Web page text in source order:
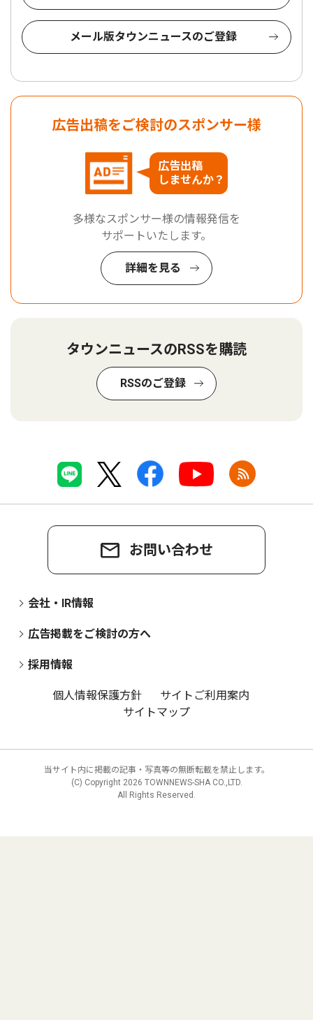
メール版タウンニュースのご登録
広告出稿をご検討のスポンサー様
広告出稿
しませんか？
多様なスポンサー様の情報発信を
サポートいたします。
詳細を見る
タウンニュースのRSSを購読
RSSのご登録
お問い合わせ
会社・IR情報
広告掲載をご検討の方へ
採用情報
個人情報保護方針
サイトご利用案内
サイトマップ
当サイト内に掲載の記事・写真等の無断転載を禁止します。
(C) Copyright 2026 TOWNNEWS-SHA CO.,LTD.
All Rights Reserved.